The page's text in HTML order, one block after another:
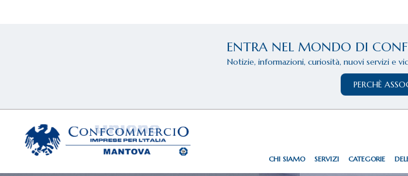
ENTRA NEL MONDO DI
Notizie, informazioni, curiosità, nuovi servizi e
PERCHÈ
CHI SIAMO SERVIZI CATEGORIE